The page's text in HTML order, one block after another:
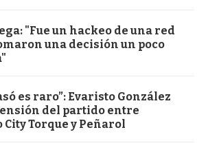
"Fue un hackeo de una red
una decisión un poco
es raro”: Evaristo González
del partido entre
City Torque y Peñarol